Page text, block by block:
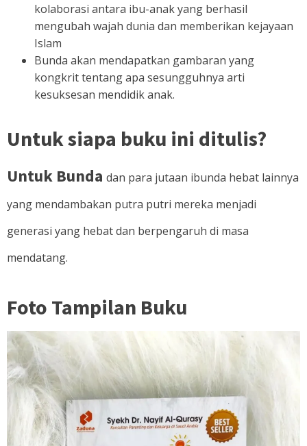
kolaborasi antara ibu-anak yang berhasil
mengubah wajah dunia dan memberikan kejayaan
Islam
Bunda akan mendapatkan gambaran yang
kongkrit tentang apa sesungguhnya arti
kesuksesan mendidik anak.
Untuk siapa buku ini ditulis?
Untuk Bunda dan para jutaan ibunda hebat lainnya
yang mendambakan putra putri mereka menjadi
generasi yang hebat dan berpengaruh di masa
mendatang.
Foto Tampilan Buku